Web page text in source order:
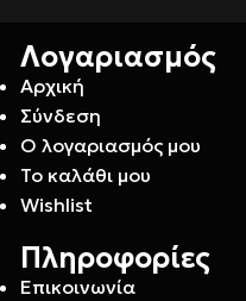
Λογαριασμός
Αρχική
Σύνδεση
Ο λογαριασμός μου
Το καλάθι μου
Wishlist
Πληροφορίες
Επικοινωνία